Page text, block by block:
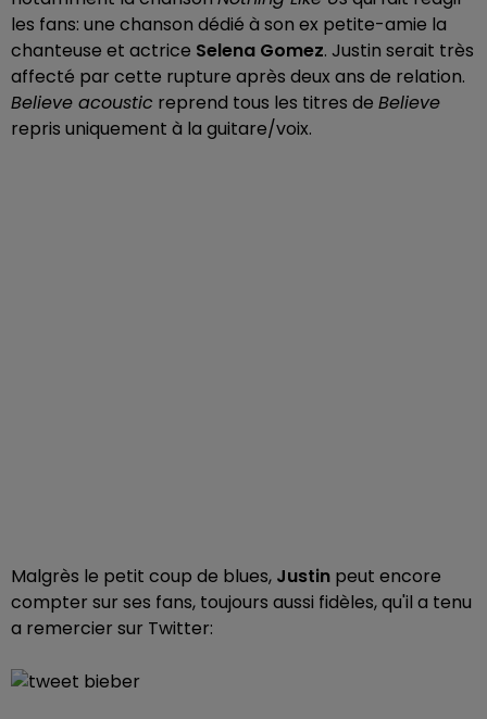
les fans: une chanson dédié à son ex petite-amie la
chanteuse et actrice Selena Gomez. Justin serait très
affecté par cette rupture après deux ans de relation.
Believe acoustic reprend tous les titres de Believe
repris uniquement à la guitare/voix.
Malgrès le petit coup de blues, Justin peut encore
compter sur ses fans, toujours aussi fidèles, qu'il a tenu
a remercier sur Twitter: